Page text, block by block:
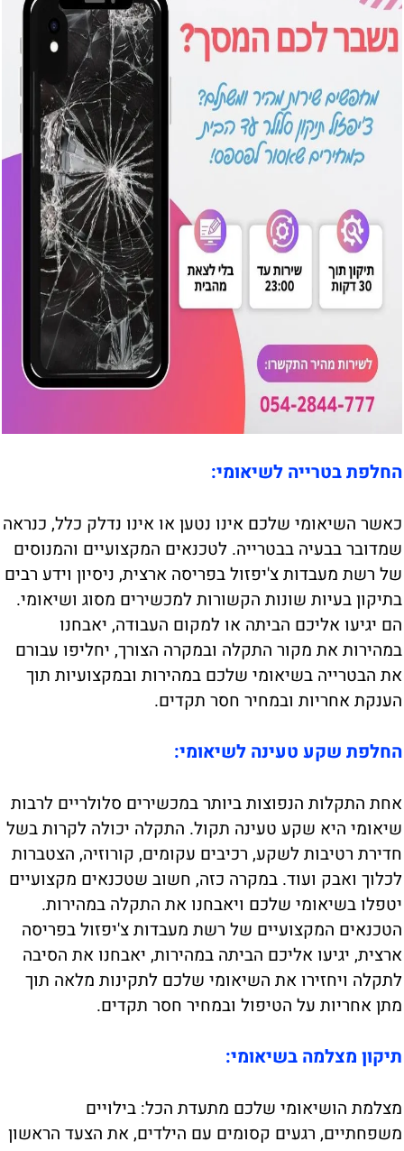
החלפת בטרייה לשיאומי:
כאשר השיאומי שלכם אינו נטען או אינו נדלק כלל, כנראה
שמדובר בבעיה בבטרייה. לטכנאים המקצועיים והמנוסים
של רשת מעבדות צ'יפזול בפריסה ארצית, ניסיון וידע רבים
בתיקון בעיות שונות הקשורות למכשירים מסוג ושיאומי.
הם יגיעו אליכם הביתה או למקום העבודה, יאבחנו
במהירות את מקור התקלה ובמקרה הצורך, יחליפו עבורם
את הבטרייה בשיאומי שלכם במהירות ובמקצועיות תוך
הענקת אחריות ובמחיר חסר תקדים.
החלפת שקע טעינה לשיאומי:
אחת התקלות הנפוצות ביותר במכשירים סלולריים לרבות
שיאומי היא שקע טעינה תקול. התקלה יכולה לקרות בשל
חדירת רטיבות לשקע, רכיבים עקומים, קורוזיה, הצטברות
לכלוך ואבק ועוד. במקרה כזה, חשוב שטכנאים מקצועיים
יטפלו בשיאומי שלכם ויאבחנו את התקלה במהירות.
הטכנאים המקצועיים של רשת מעבדות צ'יפזול בפריסה
ארצית, יגיעו אליכם הביתה במהירות, יאבחנו את הסיבה
לתקלה ויחזירו את השיאומי שלכם לתקינות מלאה תוך
מתן אחריות על הטיפול ובמחיר חסר תקדים.
תיקון מצלמה בשיאומי:
מצלמת הושיאומי שלכם מתעדת הכל: בילויים
משפחתיים, רגעים קסומים עם הילדים, את הצעד הראשון